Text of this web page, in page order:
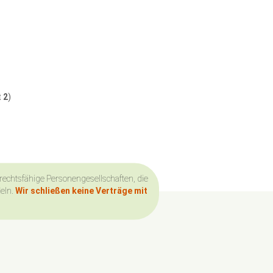
2)
Personengesellschaften, die
Wir schließen keine Verträge mit